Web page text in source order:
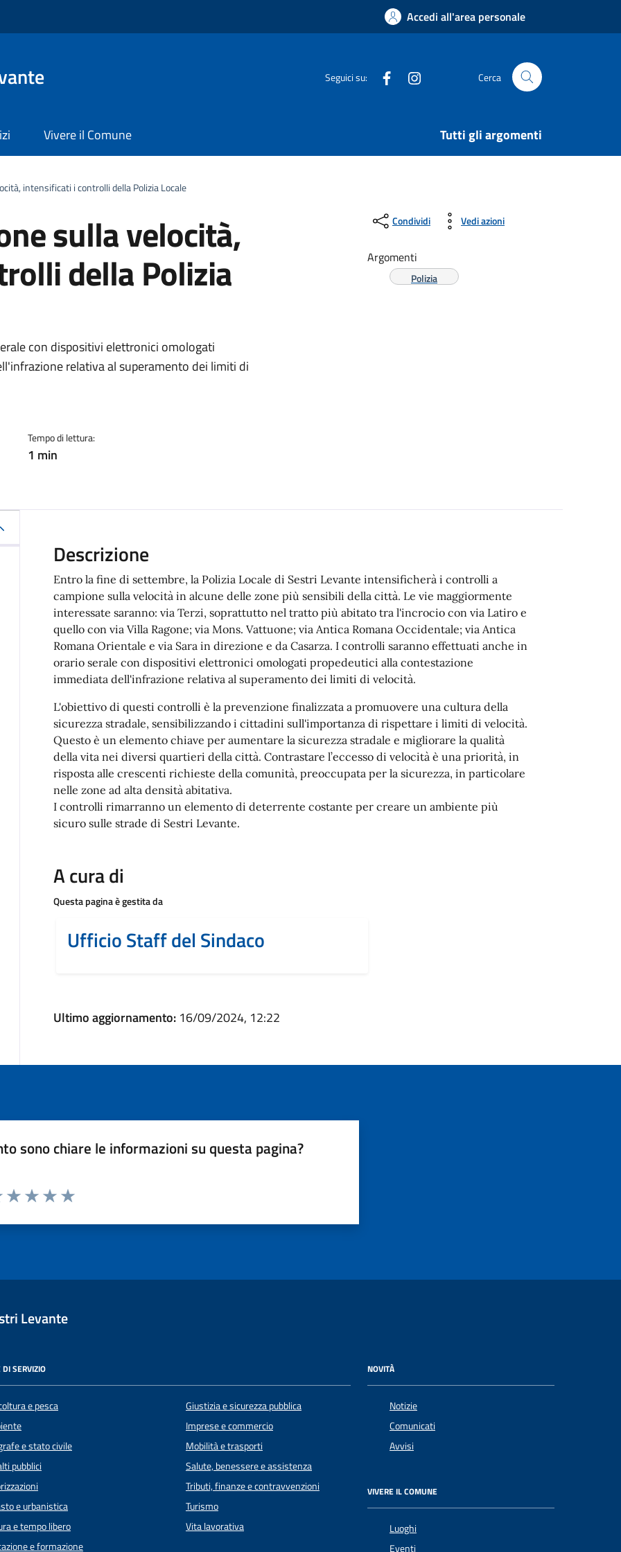
Accedi all'area personale
Seguici su: Facebook Cerca
Vivere il Comune Tutti gli argomenti
intensificati i controlli della Polizia Locale
sulla velocità,
della Polizia
con dispositivi elettronici omologati
relativa al superamento dei limiti di
Tempo di lettura:
1 min
Condividi Vedi azioni
Argomenti
Polizia
Descrizione
Entro la fine di settembre, la Polizia Locale di Sestri Levante intensificherà i controlli a
campione sulla velocità in alcune delle zone più sensibili della città. Le vie maggiormente
interessate saranno: via Terzi, soprattutto nel tratto più abitato tra l'incrocio con via Latiro e
quello con via Villa Ragone; via Mons. Vattuone; via Antica Romana Occidentale; via Antica
Romana Orientale e via Sara in direzione e da Casarza. I controlli saranno effettuati anche in
orario serale con dispositivi elettronici omologati propedeutici alla contestazione
immediata dell'infrazione relativa al superamento dei limiti di velocità.
L'obiettivo di questi controlli è la prevenzione finalizzata a promuovere una cultura della
sicurezza stradale, sensibilizzando i cittadini sull'importanza di rispettare i limiti di velocità.
Questo è un elemento chiave per aumentare la sicurezza stradale e migliorare la qualità
della vita nei diversi quartieri della città. Contrastare l’eccesso di velocità è una priorità, in
risposta alle crescenti richieste della comunità, preoccupata per la sicurezza, in particolare
nelle zone ad alta densità abitativa.
I controlli rimarranno un elemento di deterrente costante per creare un ambiente più
sicuro sulle strade di Sestri Levante.
A cura di
Questa pagina è gestita da
Ufficio Staff del Sindaco
Ultimo aggiornamento: 16/09/2024, 12:22
sono chiare le informazioni su questa pagina?
Levante
DI SERVIZIO
e pesca
e stato civile
pubblici
e urbanistica
e tempo libero
e formazione
Giustizia e sicurezza pubblica
Imprese e commercio
Mobilità e trasporti
Salute, benessere e assistenza
Tributi, finanze e contravvenzioni
Turismo
Vita lavorativa
NOVITÀ
Notizie
Comunicati
Avvisi
VIVERE IL COMUNE
Luoghi
Eventi